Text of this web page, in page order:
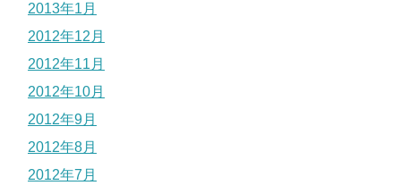
2013年1月
2012年12月
2012年11月
2012年10月
2012年9月
2012年8月
2012年7月